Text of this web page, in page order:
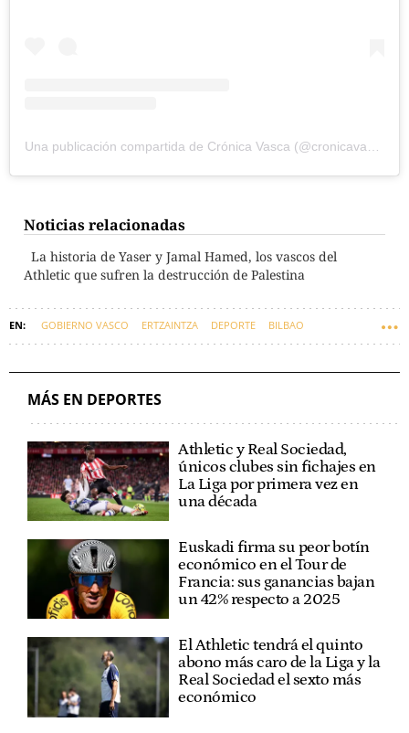
Noticias relacionadas
La historia de Yaser y Jamal Hamed, los vascos del
Athletic que sufren la destrucción de Palestina
GOBIERNO VASCO ERTZAINTZA DEPORTE BILBAO
MÁS EN DEPORTES
Athletic y Real Sociedad,
únicos clubes sin fichajes en
La Liga por primera vez en
una década
Euskadi firma su peor botín
económico en el Tour de
Francia: sus ganancias bajan
un 42% respecto a 2025
El Athletic tendrá el quinto
abono más caro de la Liga y la
Real Sociedad el sexto más
económico